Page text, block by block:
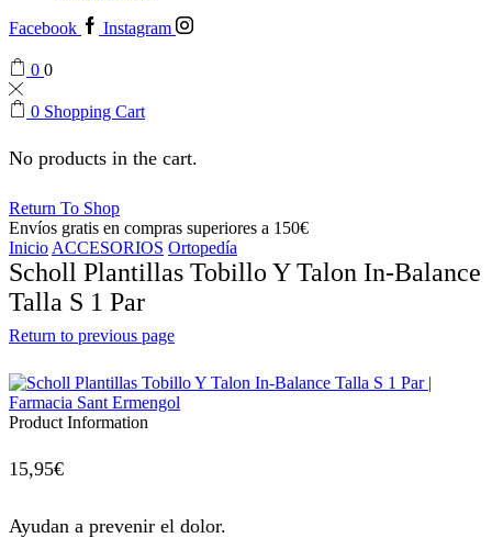
Facebook Instagram
0 0
0 Shopping Cart
No products in the cart.
Return To Shop
Envíos gratis en compras superiores a 150€
InicioACCESORIOS Ortopedía
Scholl Plantillas Tobillo Y Talon In-Balance
Talla S 1 Par
Return to previous page
Product Information
15,95€
Ayudan a prevenir el dolor.